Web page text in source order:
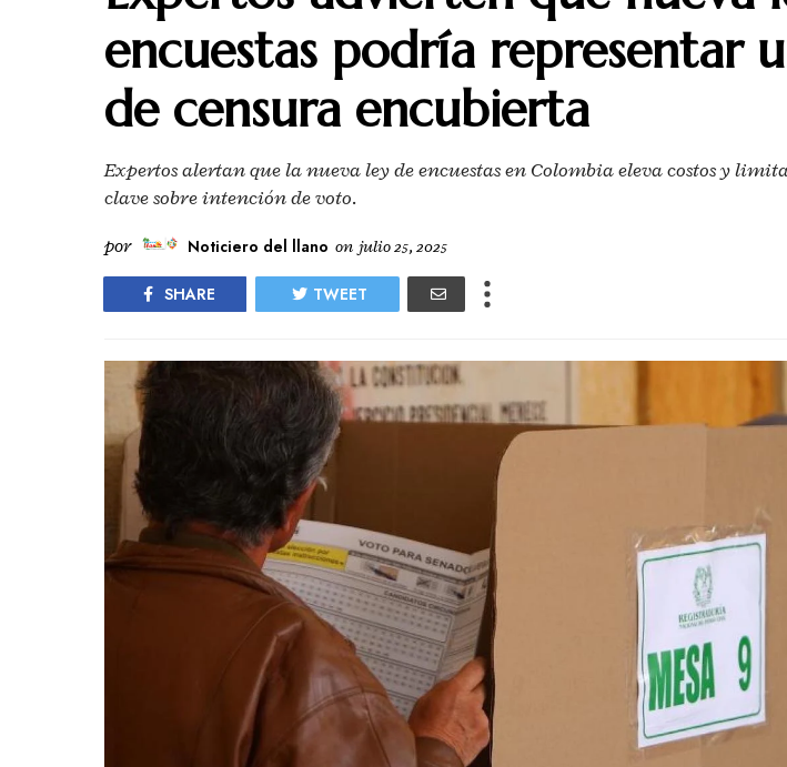
encuestas podría representar
de censura encubierta
Expertos alertan que la nueva ley de encuestas en Colombia eleva costos y
clave sobre intención de voto.
por Noticiero del llano on julio 25, 2025
SHARE TWEET